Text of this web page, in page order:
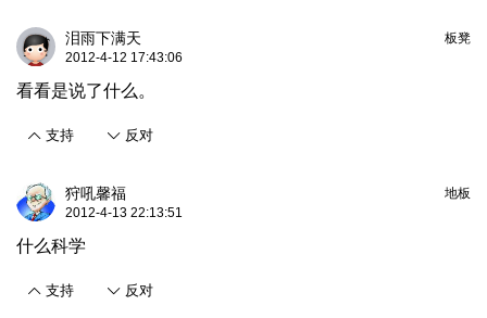
板凳
泪雨下满天
2012-4-12 17:43:06
看看是说了什么。
支持 反对
地板
狩吼馨福
2012-4-13 22:13:51
什么科学
支持 反对